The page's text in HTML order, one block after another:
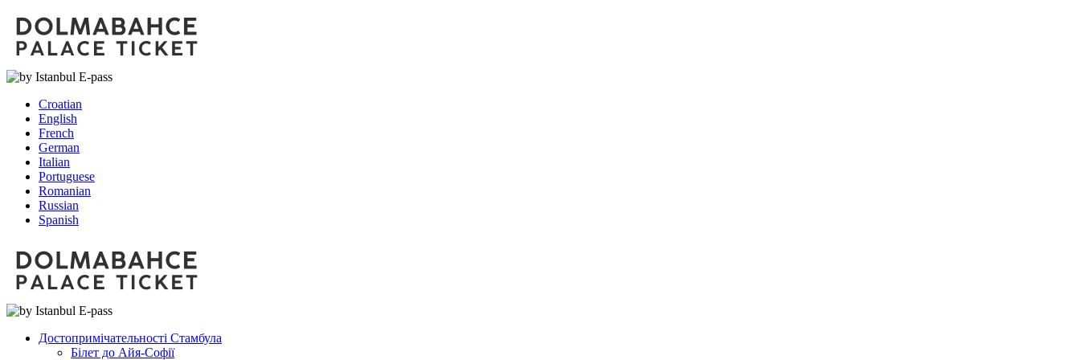
Croatian
English
French
German
Italian
Portuguese
Romanian
Russian
Spanish
Достопримічательності Стамбула
Білет до Айя-Софії